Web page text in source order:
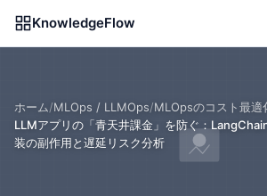
KnowledgeFlow
ホーム/MLOps / LLMOps/MLOpsのコスト最適
LLMアプリの「青天井課金」を防ぐ：
装の副作用と遅延リスク分析